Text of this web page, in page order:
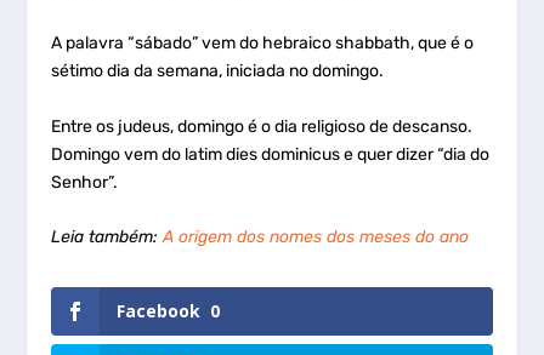
A palavra “sábado” vem do hebraicoshabbath, que é o
sétimo dia da semana, iniciada no domingo.
Entre os judeus, domingo é o dia religioso de descanso.
Domingo vem do latimdies dominicuse quer dizer “dia do
Senhor”.
Leia também:A origem dos nomes dos meses do ano
Facebook 0